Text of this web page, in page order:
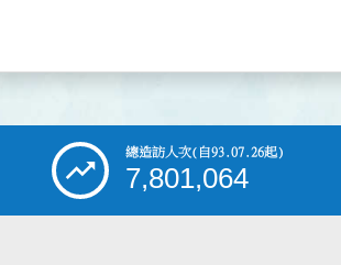
總造訪人次(自93.07.26起)
7,801,064